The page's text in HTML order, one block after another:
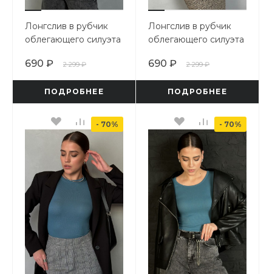
Лонгслив в рубчик
облегающего силуэта
690 ₽ 2 299 ₽
ПОДРОБНЕЕ
Лонгслив в рубчик
облегающего силуэта
690 ₽ 2 299 ₽
ПОДРОБНЕЕ
- 70% - 70%